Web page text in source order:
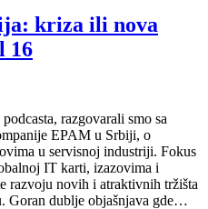
kriza ili nova
16
razgovarali smo sa
EPAM u Srbiji, o
u servisnoj industriji. Fokus
IT karti, izazovima i
razvoju novih i atraktivnih tržišta
Goran dublje objašnjava gde…